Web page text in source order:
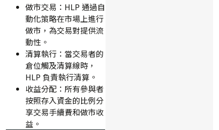
做市交易：HLP 通過自
動化策略在市場上進行
做市，為交易對提供流
動性。
清算執行：當交易者的
倉位觸及清算線時，
HLP 負責執行清算。
收益分配：所有參與者
按照存入資金的比例分
享交易手續費和做市收
益。